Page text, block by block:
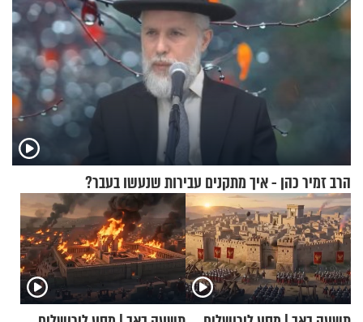
הרב זמיר כהן - איך מתקנים עבירות שנעשו בעבר?